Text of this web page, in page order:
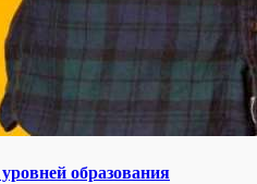
образования